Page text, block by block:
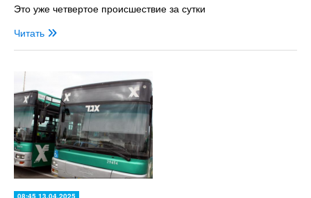
Это уже четвертое происшествие за сутки
Читать
08:45 13.04.2025